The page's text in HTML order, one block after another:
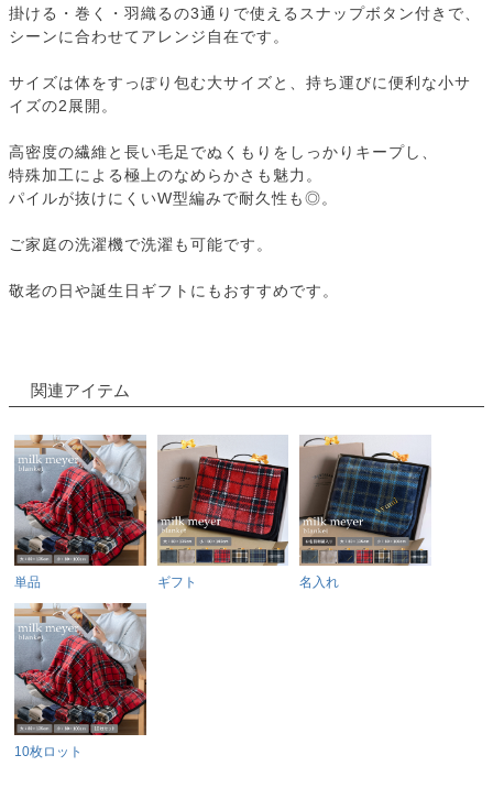
掛ける・巻く・羽織るの3通りで使えるスナップボタン付きで、
シーンに合わせてアレンジ自在です。
サイズは体をすっぽり包む大サイズと、持ち運びに便利な小サ
イズの2展開。
高密度の繊維と長い毛足でぬくもりをしっかりキープし、
特殊加工による極上のなめらかさも魅力。
パイルが抜けにくいW型編みで耐久性も◎。
ご家庭の洗濯機で洗濯も可能です。
敬老の日や誕生日ギフトにもおすすめです。
関連アイテム
単品 ギフト 名入れ
10枚ロット